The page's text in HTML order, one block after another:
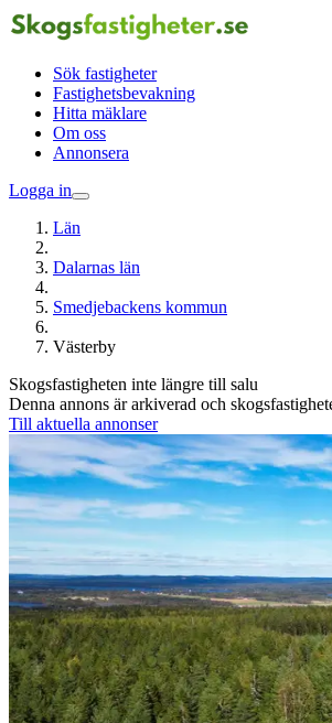
Sök fastigheter
Fastighetsbevakning
Hitta mäklare
Om oss
Annonsera
Logga in
Län
Dalarnas län
Smedjebackens kommun
Västerby
Skogsfastigheten inte längre till salu
Denna annons är arkiverad och
Till aktuella annonser